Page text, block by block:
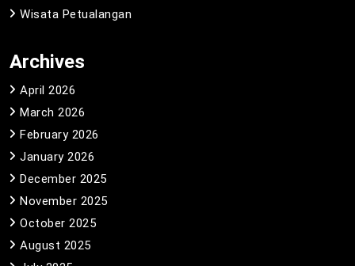
Wisata Petualangan
Archives
April 2026
March 2026
February 2026
January 2026
December 2025
November 2025
October 2025
August 2025